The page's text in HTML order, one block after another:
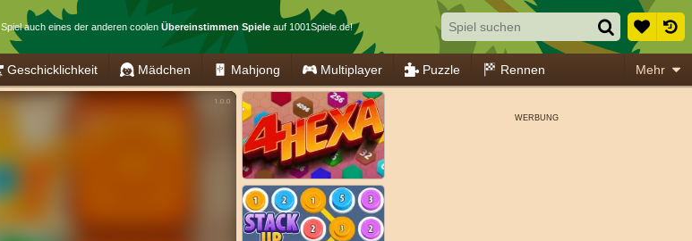
. Spiel auch eines der anderen coolen Übereinstimmen Spiele auf 1001Spiele.de!
Geschicklichkeit Mädchen Mahjong Multiplayer Puzzle Rennen Mehr